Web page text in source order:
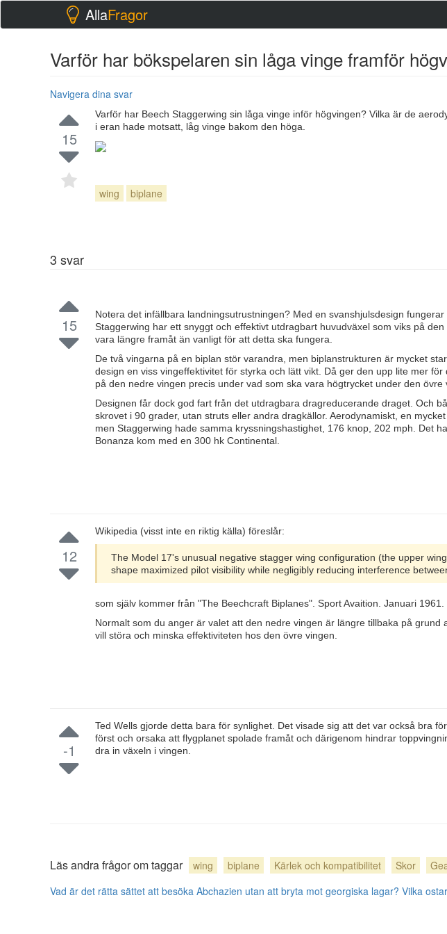
AllaFragor
Varför har bökspelaren sin låga vinge framför
Navigera dina svar
15
Varför har Beech Staggerwing sin låga vinge inför högvingen? Vilka är de
i eran hade motsatt, låg vinge bakom den höga.
wing biplane
3 svar
15
Notera det infällbara landningsutrustningen? Med en svanshjulsdesign
Staggerwing har ett snyggt och effektivt utdragbart huvudväxel som viks på
vara längre framåt än vanligt för att detta ska fungera.
De två vingarna på en biplan stör varandra, men biplanstrukturen är mycket
design en viss vingeffektivitet för styrka och lätt vikt. Då ger den upp lite mer
på den nedre vingen precis under vad som ska vara högtrycket under den övre
Designen får dock god fart från det utdragbara dragreducerande draget. Och
skrovet i 90 grader, utan struts eller andra dragkällor. Aerodynamiskt, en
men Staggerwing hade samma kryssningshastighet, 176 knop, 202 mph. Det
Bonanza kom med en 300 hk Continental.
12
Wikipedia (visst inte en riktig källa) föreslår:
The Model 17's unusual negative stagger wing configuration (the upper
shape maximized pilot visibility while negligibly reducing interference
som själv kommer från "The Beechcraft Biplanes". Sport Avaition. Januari 1961.
Normalt som du anger är valet att den nedre vingen är längre tillbaka på
vill störa och minska effektiviteten hos den övre vingen.
-1
Ted Wells gjorde detta bara för synlighet. Det visade sig att det var också bra
först och orsaka att flygplanet spolade framåt och därigenom hindrar
dra in växeln i vingen.
Läs andra frågor om taggar wing biplane Kärlek och kompatibilitet Skor
Vad är det rätta sättet att besöka Abchazien utan att bryta mot georgiska lagar? Vilka